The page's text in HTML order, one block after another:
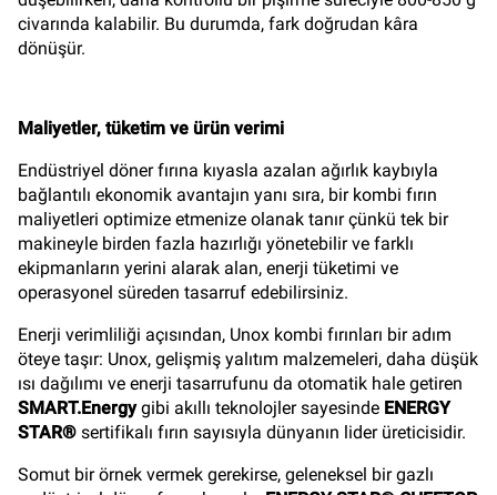
civarında kalabilir. Bu durumda, fark doğrudan kâra
dönüşür.
Maliyetler, tüketim ve ürün verimi
Endüstriyel döner fırına kıyasla azalan ağırlık kaybıyla
bağlantılı ekonomik avantajın yanı sıra, bir kombi fırın
maliyetleri optimize etmenize olanak tanır çünkü tek bir
makineyle birden fazla hazırlığı yönetebilir ve farklı
ekipmanların yerini alarak alan, enerji tüketimi ve
operasyonel süreden tasarruf edebilirsiniz.
Enerji verimliliği açısından, Unox kombi fırınları bir adım
öteye taşır: Unox, gelişmiş yalıtım malzemeleri, daha düşük
ısı dağılımı ve enerji tasarrufunu da otomatik hale getiren
SMART.Energygibi akıllı teknolojler sayesinde ENERGY
STAR® sertifikalı fırın sayısıyla dünyanın lider üreticisidir.
Somut bir örnek vermek gerekirse, geleneksel bir gazlı